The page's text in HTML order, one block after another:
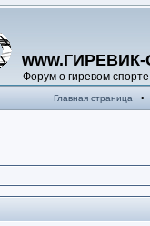
Форум о гиревом спорте
Главная страница •